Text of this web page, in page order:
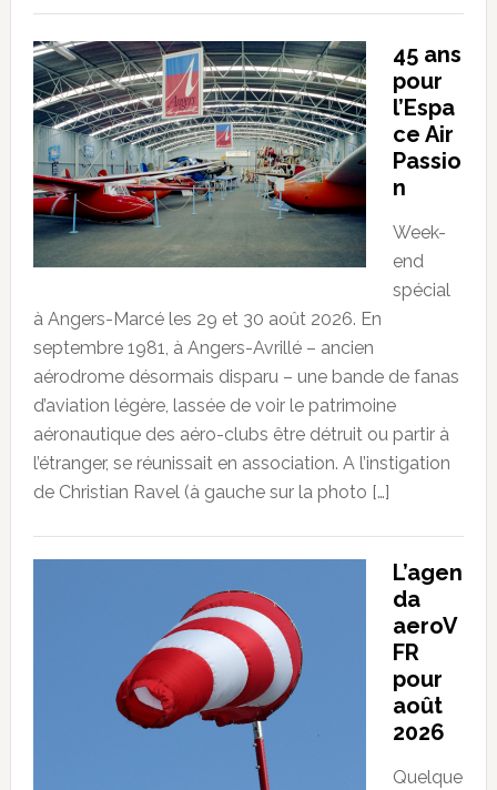
45 ans
pour
l’Espa
ce Air
Passio
n
Week-
end
spécial
à Angers-Marcé les 29 et 30 août 2026. En
septembre 1981, à Angers-Avrillé – ancien
aérodrome désormais disparu – une bande de fanas
d’aviation légère, lassée de voir le patrimoine
aéronautique des aéro-clubs être détruit ou partir à
l’étranger, se réunissait en association. A l’instigation
de Christian Ravel (à gauche sur la photo […]
L’agen
da
aeroV
FR
pour
août
2026
Quelque